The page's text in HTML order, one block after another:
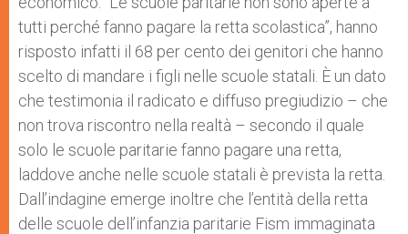
tutti perché fanno pagare la retta scolastica”, hanno
risposto infatti il 68 per cento dei genitori che hanno
scelto di mandare i figli nelle scuole statali. È un dato
che testimonia il radicato e diffuso pregiudizio – che
non trova riscontro nella realtà – secondo il quale
solo le scuole paritarie fanno pagare una retta,
laddove anche nelle scuole statali è prevista la retta.
Dall’indagine emerge inoltre che l’entità della retta
delle scuole dell’infanzia paritarie Fism immaginata